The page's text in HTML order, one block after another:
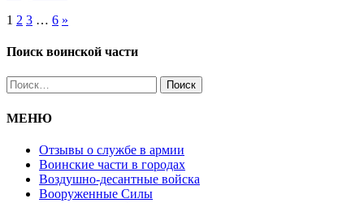
1 2 3 … 6 »
Поиск воинской части
Найти:
МЕНЮ
Отзывы о службе в армии
Воинские части в городах
Воздушно-десантные войска
Вооруженные Cилы